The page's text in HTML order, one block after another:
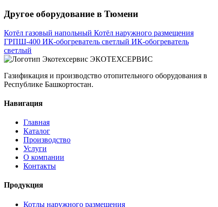
Другое оборудование в Тюмени
Котёл газовый напольный Котёл наружного размещения
ГРПШ-400 ИК-обогреватель светлый ИК-обогреватель
светлый
ЭКОТЕХСЕРВИС
Газификация и производство отопительного оборудования в
Республике Башкортостан.
Навигация
Главная
Каталог
Производство
Услуги
О компании
Контакты
Продукция
Котлы наружного размещения